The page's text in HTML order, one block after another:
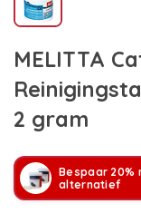
MELITTA
2 gram
Bespaar 20%
alternatief